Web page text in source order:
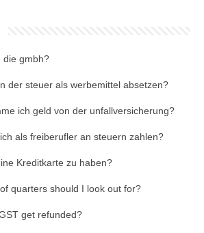
die gmbh?
der steuer als werbemittel absetzen?
ich geld von der unfallversicherung?
als freiberufler an steuern zahlen?
Kreditkarte zu haben?
quarters should I look out for?
get refunded?